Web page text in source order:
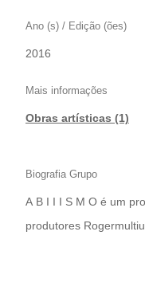
Ano (s) / Edição (ões)
2016
Mais informações
Obras artísticas (1)
Biografia Grupo
A B I I I S M O é um
produtores